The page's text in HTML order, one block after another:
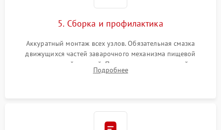
5. Сборка и профилактика
Аккуратный монтаж всех узлов. Обязательная смазка
движущихся частей заварочного механизма пищевой
силиконовой смазкой. Проведение программной
декальцинации и очистки системы от кофейных масел.
Подробнее